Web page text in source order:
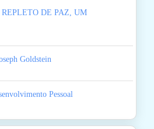
REPLETO DE PAZ, UM
Goldstein
Pessoal